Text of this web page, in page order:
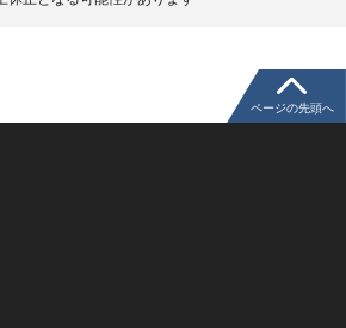
ページの先頭へ